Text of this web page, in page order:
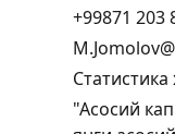
+99871 203
"Асосий